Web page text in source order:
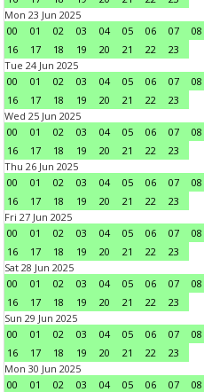
Mon 23 Jun 2025
00
01 02 03 04 05 06 07 08
16
17 18 19 20 21 22
23
Tue 24 Jun 2025
00
01 02 03 04 05 06 07 08
16
17 18 19 20 21 22
23
Wed 25 Jun 2025
00
01 02 03 04 05 06 07 08
16
17 18 19 20 21 22
23
Thu 26 Jun 2025
00
01 02 03 04 05 06 07 08
16
17 18 19 20 21 22
23
Fri 27 Jun 2025
00
01 02 03 04 05 06 07 08
16
17 18 19 20 21 22
23
Sat 28 Jun 2025
00
01 02 03 04 05 06 07 08
16
17 18 19 20 21 22
23
Sun 29 Jun 2025
00
01 02 03 04 05 06 07 08
16
17 18 19 20 21 22
23
Mon 30 Jun 2025
00
01 02 03 04 05 06 07 08